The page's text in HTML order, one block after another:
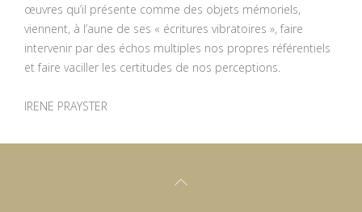
œuvres qu’il présente comme des objets mémoriels,
viennent, à l’aune de ses « écritures vibratoires », faire
intervenir par des échos multiples nos propres référentiels
et faire vaciller les certitudes de nos perceptions.
IRENE PRAYSTER